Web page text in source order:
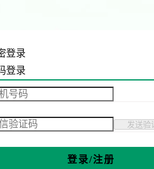
登录
登录
发送验
登录/注册